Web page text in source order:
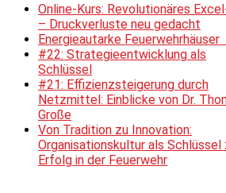
Online-Kurs: Revolutionäres
– Druckverluste neu gedacht
Energieautarke Feuerwehrhäuser
#22: Strategieentwicklung als
Schlüssel
#21: Effizienzsteigerung durch
Netzmittel: Einblicke von Dr.
Große
Von Tradition zu Innovation:
Organisationskultur als Schlüssel
Erfolg in der Feuerwehr